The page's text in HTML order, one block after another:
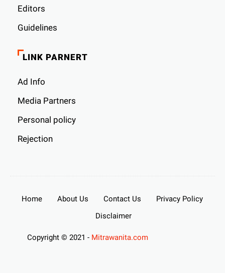
Editors
Guidelines
LINK PARNERT
Ad Info
Media Partners
Personal policy
Rejection
Home About Us Contact Us
Privacy Policy
Disclaimer
Copyright © 2021 - Mitrawanita.com